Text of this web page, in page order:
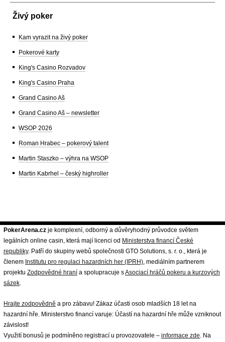
Živý poker
Kam vyrazit na živý poker
Pokerové karty
King's Casino Rozvadov
King's Casino Praha
Grand Casino Aš
Grand Casino Aš – newsletter
WSOP 2026
Roman Hrabec – pokerový talent
Martin Staszko – výhra na WSOP
Martin Kabrhel – český highroller
PokerArena.cz je komplexní, odborný a důvěryhodný průvodce světem
legálních online casin, která mají licenci od Ministerstva financí České
republiky. Patří do skupiny webů společnosti GTO Solutions, s. r. o., která je
členem Institutu pro regulaci hazardních her (IPRH) , mediálním partnerem
projektu Zodpovědné hraní a spolupracuje sAsociací hráčů pokeru a kurzových
sázek
Hrajte zodpovědně a pro zábavu! Zákaz účasti osob mladších 18 let na
hazardní hře. Ministerstvo financí varuje: Účastí na hazardní hře může vzniknout
závislost!
Využití bonusů je podmíněno registrací u provozovatele – informace zde . Na